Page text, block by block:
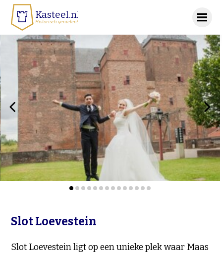
Kasteel.nl
Historisch genieten!
‹ ›
Slot Loevestein
Slot Loevestein ligt op een unieke plek waar Maas